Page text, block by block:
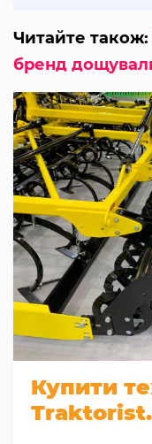
Читайте також:
бренд
Купити